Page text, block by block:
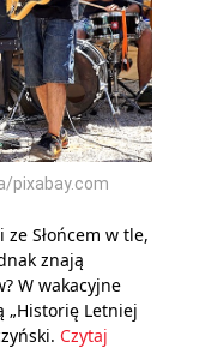
pixabay.com
Słońcem w tle,
znają
W wakacyjne
„Historię Letniej
Czytaj